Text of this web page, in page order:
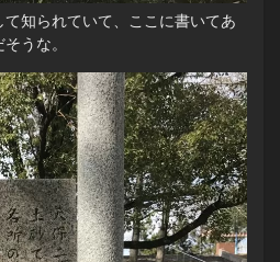
知られていて、ここに書いてあ
うな。